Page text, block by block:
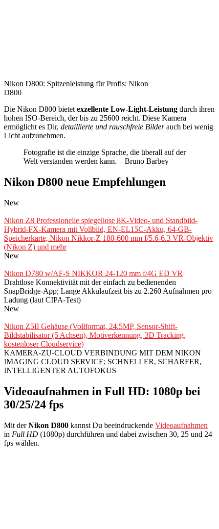
Nikon D800: Spitzenleistung für Profis: Nikon
D800
Die Nikon D800 bietet exzellente Low-Light-Leistung durch ihren
hohen ISO-Bereich, der bis zu 25600 reicht. Diese Kamera
ermöglicht es Dir, detaillierte und rauschfreie Bilderauch bei wenig
Licht aufzunehmen.
Fotografie ist die einzige Sprache, die überall auf der
Welt verstanden werden kann. – Bruno Barbey
Nikon D800 neue Empfehlungen
New
Nikon Z8 Professionelle spiegellose 8K-Video- und Standbild-
Hybrid-FX-Kamera mit Vollbild, EN-EL15C-Akku, 64-GB-
Speicherkarte, Nikon Nikkor-Z 180-600 mm f/5.6-6.3 VR-Objektiv
(Nikon Z) und mehr
New
Nikon D780 w/AF-S NIKKOR 24-120 mm f/4G ED VR
Drahtlose Konnektivität mit der einfach zu bedienenden
SnapBridge-App; Lange Akkulaufzeit bis zu 2.260 Aufnahmen pro
Ladung (laut CIPA-Test)
New
Nikon Z5II Gehäuse (Vollformat, 24.5MP, Sensor-Shift-
Bildstabilisator (5 Achsen), Motiverkennung, 3D Tracking,
kostenloser Cloudservice)
KAMERA-ZU-CLOUD VERBINDUNG MIT DEM NIKON
IMAGING CLOUD SERVICE; SCHNELLER, SCHARFER,
INTELLIGENTER AUTOFOKUS
Videoaufnahmen in Full HD: 1080p bei
30/25/24 fps
Mit derNikon D800 kannst Du beeindruckende Videoaufnahmen
in Full HD (1080p) durchführen und dabei zwischen 30, 25 und 24
fps wählen.